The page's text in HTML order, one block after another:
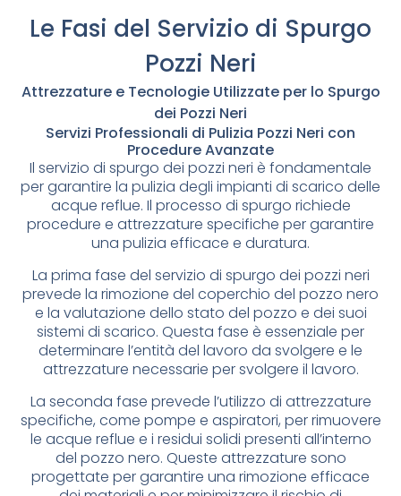
Le Fasi del Servizio di Spurgo
Pozzi Neri
Attrezzature e Tecnologie Utilizzate per lo Spurgo
dei Pozzi Neri
Servizi Professionali di Pulizia Pozzi Neri con
Procedure Avanzate
Il servizio di spurgo dei pozzi neri è fondamentale
per garantire la pulizia degli impianti di scarico delle
acque reflue. Il processo di spurgo richiede
procedure e attrezzature specifiche per garantire
una pulizia efficace e duratura.
La prima fase del servizio di spurgo dei pozzi neri
prevede la rimozione del coperchio del pozzo nero
e la valutazione dello stato del pozzo e dei suoi
sistemi di scarico. Questa fase è essenziale per
determinare l’entità del lavoro da svolgere e le
attrezzature necessarie per svolgere il lavoro.
La seconda fase prevede l’utilizzo di attrezzature
specifiche, come pompe e aspiratori, per rimuovere
le acque reflue e i residui solidi presenti all’interno
del pozzo nero. Queste attrezzature sono
progettate per garantire una rimozione efficace